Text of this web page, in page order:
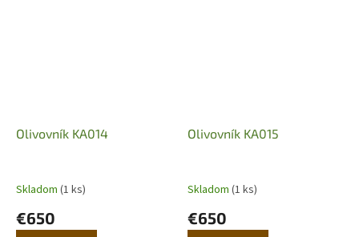
Olivovník KA014
Skladom (1 ks)
€650
Olivovník KA015
Skladom (1 ks)
€650